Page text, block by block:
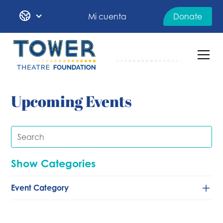
Mi cuenta Donate
Upcoming Events
Show Categories
Event Category